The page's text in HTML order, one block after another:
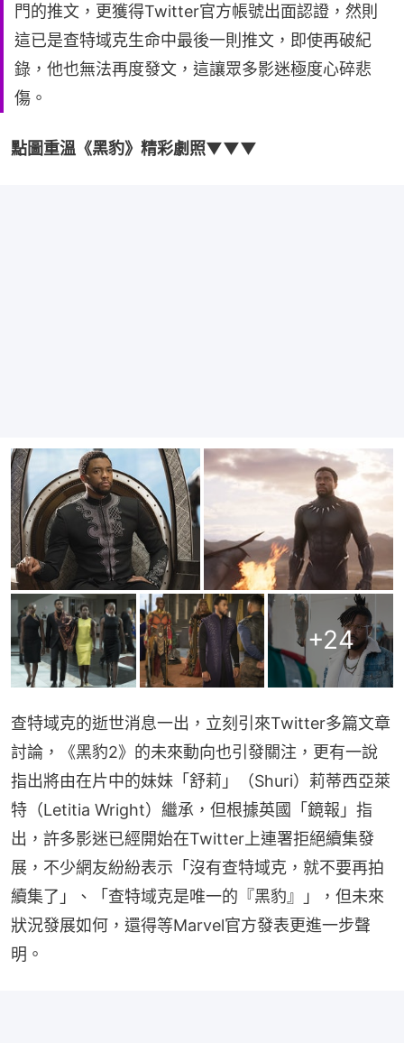
門的推文，更獲得Twitter官方帳號出面認證，然則
這已是查特域克生命中最後一則推文，即使再破紀
錄，他也無法再度發文，這讓眾多影迷極度心碎悲
傷。
點圖重溫《黑豹》精彩劇照▼▼▼
+24
查特域克的逝世消息一出，立刻引來Twitter多篇文章
討論，《黑豹2》的未來動向也引發關注，更有一說
指出將由在片中的妹妹「舒莉」（Shuri）莉蒂西亞萊
特（Letitia Wright）繼承，但根據英國「鏡報」指
出，許多影迷已經開始在Twitter上連署拒絕續集發
展，不少網友紛紛表示「沒有查特域克，就不要再拍
續集了」、「查特域克是唯一的『黑豹』」，但未來
狀況發展如何，還得等Marvel官方發表更進一步聲
明。